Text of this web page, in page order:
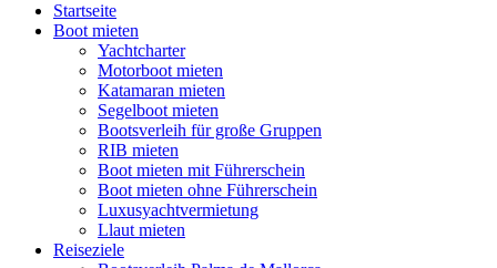
Startseite
Boot mieten
Yachtcharter
Motorboot mieten
Katamaran mieten
Segelboot mieten
Bootsverleih für große Gruppen
RIB mieten
Boot mieten mit Führerschein
Boot mieten ohne Führerschein
Luxusyachtvermietung
Llaut mieten
Reiseziele